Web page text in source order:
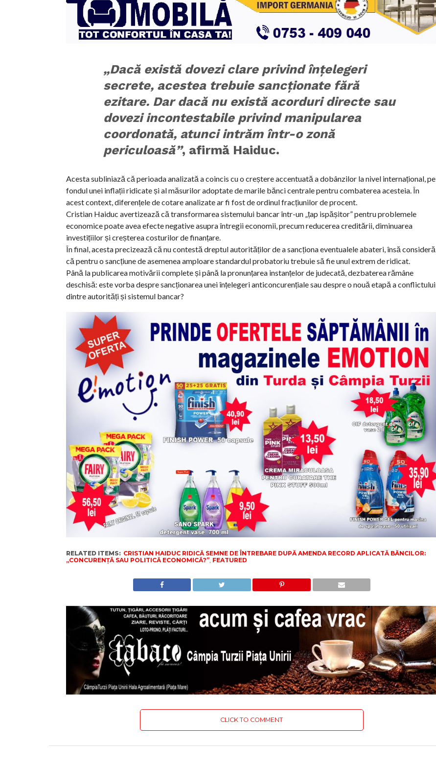
„Dacă există dovezi clare privind înțelegeri
secrete, acestea trebuie sancționate fără
ezitare. Dar dacă nu există acorduri directe sau
dovezi incontestabile privind manipularea
coordonată, atunci intrăm într-o zonă
periculoasă”, afirmă Haiduc.
Acesta subliniază că perioada analizată a coincis cu o creștere accentuată a dobânzilor la nivel internațional, pe
fondul unei inflații ridicate și al măsurilor adoptate de marile bănci centrale pentru combaterea acesteia. În
acest context, diferențele de cotare analizate ar fi fost de ordinul fracțiunilor de procent.
Cristian Haiduc avertizează că transformarea sistemului bancar într-un „țap ispășitor” pentru problemele
economice poate avea efecte negative asupra întregii economii, precum reducerea creditării, diminuarea
investițiilor și creșterea costurilor de finanțare.
În final, acesta precizează că nu contestă dreptul autorităților de a sancționa eventualele abateri, însă consideră
că pentru o sancțiune de asemenea amploare standardul probatoriu trebuie să fie unul extrem de ridicat.
Până la publicarea motivării complete și până la pronunțarea instanțelor de judecată, dezbaterea rămâne
deschisă: este vorba despre sancționarea unei înțelegeri anticoncurențiale sau despre o nouă etapă a conflictului
dintre autorități și sistemul bancar?
RELATED ITEMS: CRISTIAN HAIDUC RIDICĂ SEMNE DE ÎNTREBARE DUPĂ AMENDA RECORD APLICATĂ BĂNCILOR:
„CONCURENȚĂ SAU POLITICĂ ECONOMICĂ?”, FEATURED
CLICK TO COMMENT